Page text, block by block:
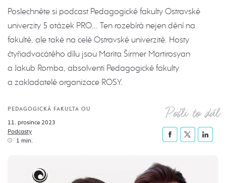
Poslechněte si podcast Pedagogické fakulty Ostravské
univerzity 5 otázek PRO... Ten rozebírá nejen dění na
fakultě, ale také na celé Ostravské univerzitě. Hosty
čtyřiadvacátého dílu jsou Marita Širmer Martirosyan
a Jakub Romba, absolventi Pedagogické fakulty
a zakladatelé organizace ROSY.
PEDAGOGICKÁ FAKULTA OU
11. prosince 2023
Podcasty
1 min.
Pošli to dál